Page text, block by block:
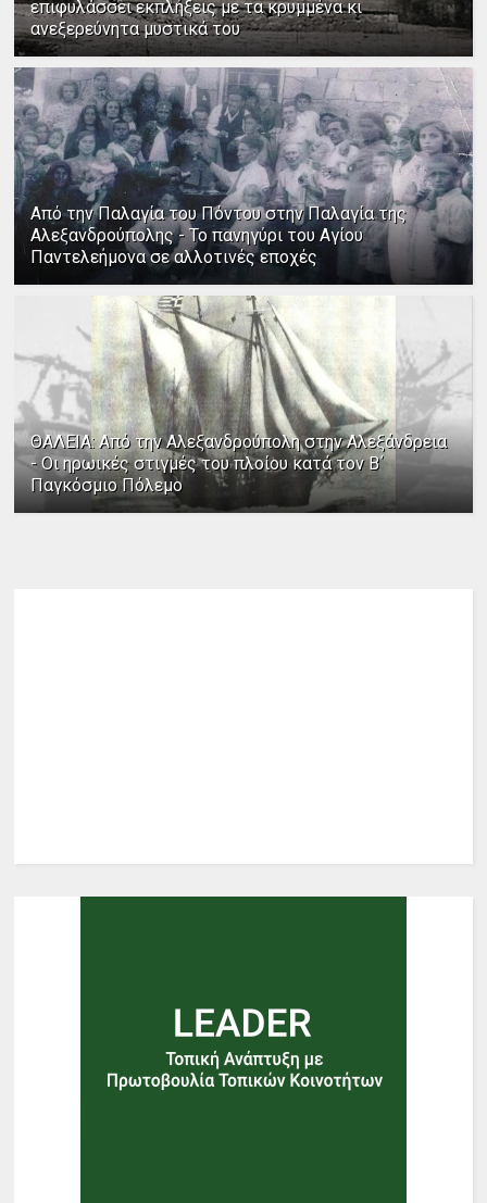
επιφυλάσσει εκπλήξεις με τα κρυμμένα κι
ανεξερεύνητα μυστικά του
Από την Παλαγία του Πόντου στην Παλαγία της
Αλεξανδρούπολης - Το πανηγύρι του Αγίου
Παντελεήμονα σε αλλοτινές εποχές
ΘΑΛΕΙΑ: Από την Αλεξανδρούπολη στην Αλεξάνδρεια
- Οι ηρωικές στιγμές του πλοίου κατά τον Β΄
Παγκόσμιο Πόλεμο